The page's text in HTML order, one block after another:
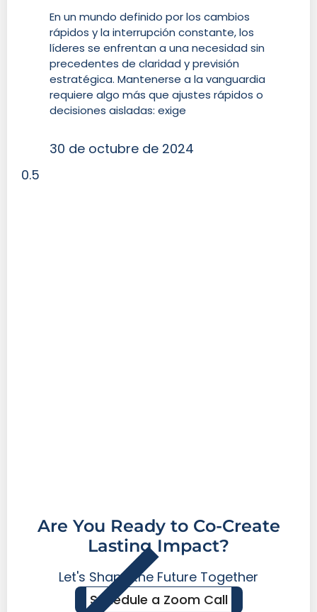
En un mundo definido por los cambios
rápidos y la interrupción constante, los
líderes se enfrentan a una necesidad sin
precedentes de claridad y previsión
estratégica. Mantenerse a la vanguardia
requiere algo más que ajustes rápidos o
decisiones aisladas: exige
30 de octubre de 2024
Are You Ready to Co-Create
Lasting Impact?
Let's Shape the Future Together
Schedule a Zoom Call